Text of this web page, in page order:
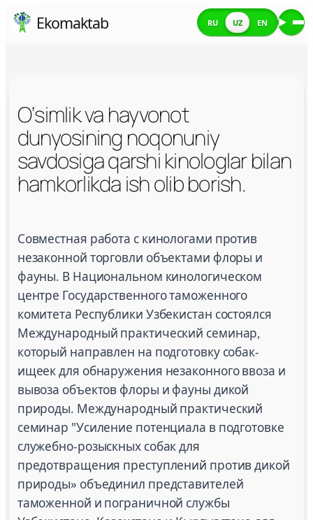
Skip Ekomaktab RU UZ EN
O‘simlik va hayvonot
dunyosining noqonuniy
savdosiga qarshi kinologlar bilan
hamkorlikda ish olib borish.
Совместная работа с кинологами против
незаконной торговли объектами флоры и
фауны. В Национальном кинологическом
центре Государственного таможенного
комитета Республики Узбекистан состоялся
Международный практический семинар,
который направлен на подготовку собак-
ищеек для обнаружения незаконного ввоза и
вывоза объектов флоры и фауны дикой
природы. Международный практический
семинар "Усиление потенциала в подготовке
служебно-розыскных собак для
предотвращения преступлений против дикой
природы» объединил представителей
таможенной и пограничной службы